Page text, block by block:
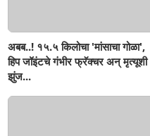
अबब..! १५.५ किलोचा 'मांसाचा गोळा',
हिप जॉइंटचे गंभीर फ्रॅक्चर अन् मृत्यूशी
झुंज...